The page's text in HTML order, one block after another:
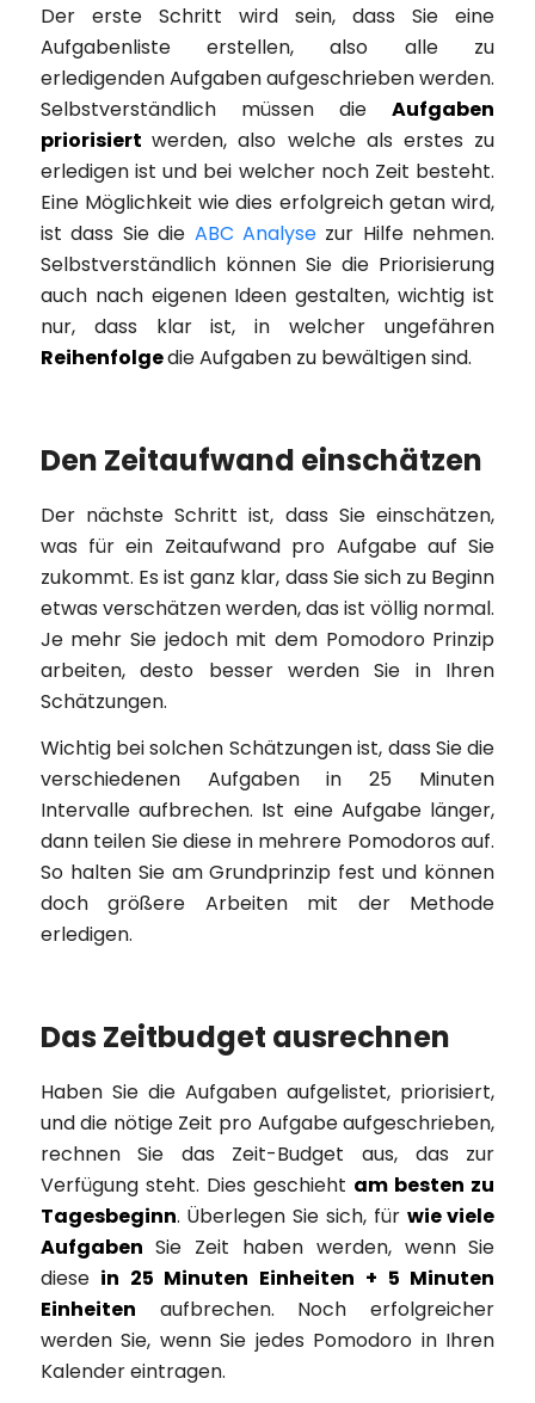
Der erste Schritt wird sein, dass Sie eine
Aufgabenliste erstellen, also alle zu
erledigenden Aufgaben aufgeschrieben werden.
Selbstverständlich müssen dieAufgaben
priorisiert werden, also welche als erstes zu
erledigen ist und bei welcher noch Zeit besteht.
Eine Möglichkeit wie dies erfolgreich getan wird,
ist dass Sie die ABC Analysezur Hilfe nehmen.
Selbstverständlich können Sie die Priorisierung
auch nach eigenen Ideen gestalten, wichtig ist
nur, dass klar ist, in welcher ungefähren
Reihenfolgedie Aufgaben zu bewältigen sind.
Den Zeitaufwand einschätzen
Der nächste Schritt ist, dass Sie einschätzen,
was für ein Zeitaufwand pro Aufgabe auf Sie
zukommt. Es ist ganz klar, dass Sie sich zu Beginn
etwas verschätzen werden, das ist völlig normal.
Je mehr Sie jedoch mit dem Pomodoro Prinzip
arbeiten, desto besser werden Sie in Ihren
Schätzungen.
Wichtig bei solchen Schätzungen ist, dass Sie die
verschiedenen Aufgaben in 25 Minuten
Intervalle aufbrechen. Ist eine Aufgabe länger,
dann teilen Sie diese in mehrere Pomodoros auf.
So halten Sie am Grundprinzip fest und können
doch größere Arbeiten mit der Methode
erledigen.
Das Zeitbudget ausrechnen
Haben Sie die Aufgaben aufgelistet, priorisiert,
und die nötige Zeit pro Aufgabe aufgeschrieben,
rechnen Sie das Zeit-Budget aus, das zur
Verfügung steht. Dies geschieht am besten zu
Tagesbeginn. Überlegen Sie sich, für wie viele
Aufgaben Sie Zeit haben werden, wenn Sie
diese in 25 Minuten Einheiten + 5 Minuten
Einheiten aufbrechen. Noch erfolgreicher
werden Sie, wenn Sie jedes Pomodoro in Ihren
Kalender eintragen.